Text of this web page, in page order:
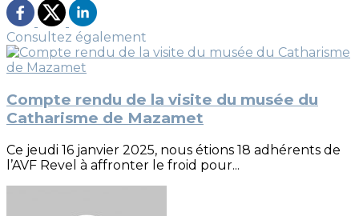
Consultez également
Compte rendu de la visite du musée du
Catharisme de Mazamet
Ce jeudi 16 janvier 2025, nous étions 18 adhérents de
l’AVF Revel à affronter le froid pour...